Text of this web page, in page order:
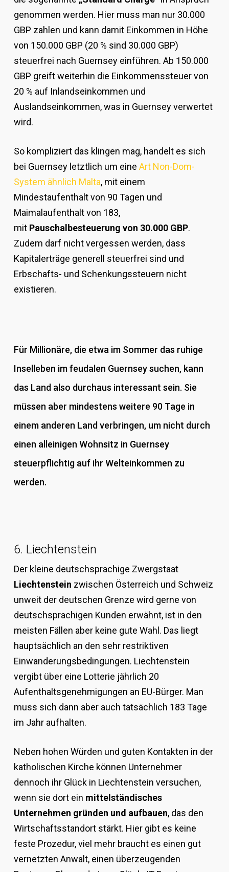
genommen werden. Hier muss man nur 30.000
GBP zahlen und kann damit Einkommen in Höhe
von 150.000 GBP (20 % sind 30.000 GBP)
steuerfrei nach Guernsey einführen. Ab 150.000
GBP greift weiterhin die Einkommenssteuer von
20 % auf Inlandseinkommen und
Auslandseinkommen, was in Guernsey verwertet
wird.
So kompliziert das klingen mag, handelt es sich
bei Guernsey letztlich um eine Art Non-Dom-
System ähnlich Malta, mit einem
Mindestaufenthalt von 90 Tagen und
Maimalaufenthalt von 183,
mit Pauschalbesteuerung von 30.000 GBP.
Zudem darf nicht vergessen werden, dass
Kapitalerträge generell steuerfrei sind und
Erbschafts- und Schenkungssteuern nicht
existieren.
Für Millionäre, die etwa im Sommer das ruhige
Inselleben im feudalen Guernsey suchen, kann
das Land also durchaus interessant sein. Sie
müssen aber mindestens weitere 90 Tage in
einem anderen Land verbringen, um nicht durch
einen alleinigen Wohnsitz in Guernsey
steuerpflichtig auf ihr Welteinkommen zu
werden.
6. Liechtenstein
Der kleine deutschsprachige Zwergstaat
Liechtenstein zwischen Österreich und Schweiz
unweit der deutschen Grenze wird gerne von
deutschsprachigen Kunden erwähnt, ist in den
meisten Fällen aber keine gute Wahl. Das liegt
hauptsächlich an den sehr restriktiven
Einwanderungsbedingungen. Liechtenstein
vergibt über eine Lotterie jährlich 20
Aufenthaltsgenehmigungen an EU-Bürger. Man
muss sich dann aber auch tatsächlich 183 Tage
im Jahr aufhalten.
Neben hohen Würden und guten Kontakten in der
katholischen Kirche können Unternehmer
dennoch ihr Glück in Liechtenstein versuchen,
wenn sie dort ein mittelständisches
Unternehmen gründen und aufbauen, das den
Wirtschaftsstandort stärkt. Hier gibt es keine
feste Prozedur, viel mehr braucht es einen gut
vernetzten Anwalt, einen überzeugenden